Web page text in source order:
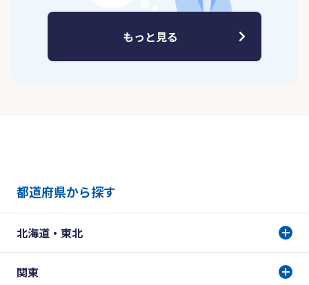
もっと見る
都道府県から探す
北海道・東北
関東